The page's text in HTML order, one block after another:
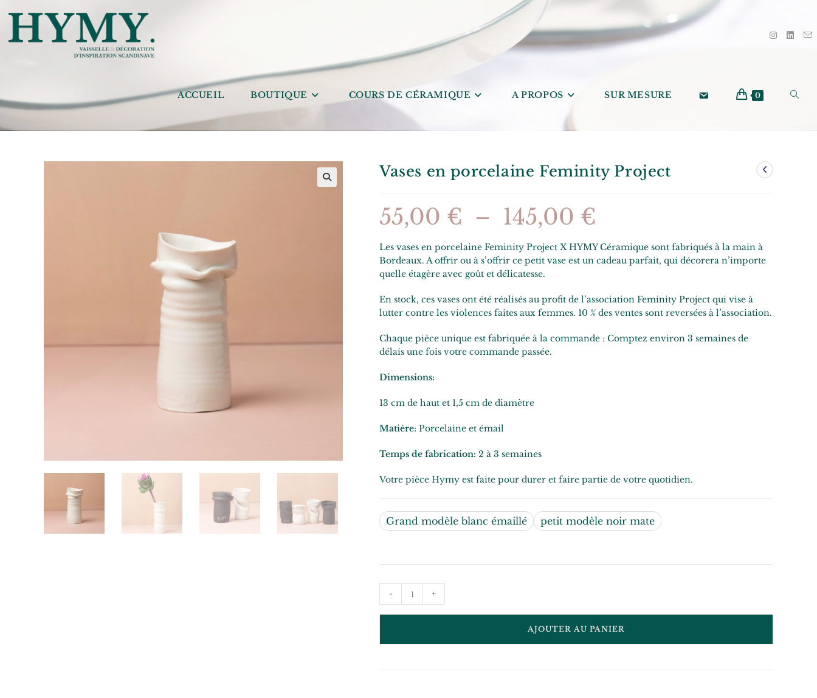
ACCUEIL BOUTIQUE COURS DE CÉRAMIQUE A PROPOS SUR MESURE 0
Vases en porcelaine Feminity Project
55,00 € – 145,00 €
Les vases en porcelaine Feminity Project X HYMY Céramique sont fabriqués à la main à
Bordeaux. A offrir ou à s’offrir ce petit vase est un cadeau parfait, qui décorera n’importe
quelle étagère avec goût et délicatesse.
En stock, ces vases ont été réalisés au profit de l’association Feminity Project qui vise à
lutter contre les violences faites aux femmes. 10 % des ventes sont reversées à l’association.
Chaque pièce unique est fabriquée à la commande : Comptez environ 3 semaines de
délais une fois votre commande passée.
Dimensions:
13 cm de haut et 1,5 cm de diamètre
Matière: Porcelaine et émail
Temps de fabrication: 2 à 3 semaines
Votre pièce Hymy est faite pour durer et faire partie de votre quotidien.
Grand modèle blanc émaillé petit modèle noir mate
- +
AJOUTER AU PANIER